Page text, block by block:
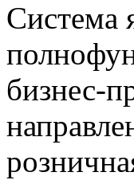
Система
бизнес-